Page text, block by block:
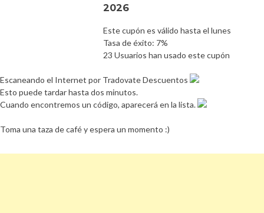
2026
Este cupón es válido hasta el lunes
Tasa de éxito: 7%
23 Usuarios han usado este cupón
Escaneando el Internet por Tradovate Descuentos
Esto puede tardar hasta dos minutos.
Cuando encontremos un código, aparecerá en la lista.
Toma una taza de café y espera un momento :)